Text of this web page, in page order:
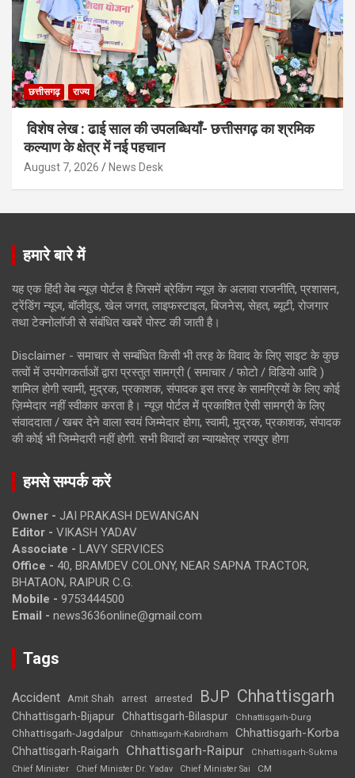
छत्तीसगढ़ राज्य
विशेष लेख : ढाई साल की उपलब्धियाँ- छत्तीसगढ़ का श्रमिक
कल्याण के क्षेत्र में नई पहचान
August 7, 2026 News Desk
हमारे बारे में
यह एक हिंदी वेब न्यूज़ पोर्टल है जिसमें ब्रेकिंग न्यूज़ के अलावा राजनीति, प्रशासन,
ट्रेंडिंग न्यूज, बॉलीवुड, खेल जगत, लाइफस्टाइल, बिजनेस, सेहत, ब्यूटी, रोजगार
तथा टेक्नोलॉजी से संबंधित खबरें पोस्ट की जाती है।
Disclaimer - समाचार से सम्बंधित किसी भी तरह के विवाद के लिए साइट के कुछ
तत्वों में उपयोगकर्ताओं द्वारा प्रस्तुत सामग्री ( समाचार / फोटो / विडियो आदि )
शामिल होगी स्वामी, मुद्रक, प्रकाशक, संपादक इस तरह के सामग्रियों के लिए कोई
ज़िम्मेदार नहीं स्वीकार करता है। न्यूज़ पोर्टल में प्रकाशित ऐसी सामग्री के लिए
संवाददाता / खबर देने वाला स्वयं जिम्मेदार होगा, स्वामी, मुद्रक, प्रकाशक, संपादक
की कोई भी जिम्मेदारी नहीं होगी. सभी विवादों का न्यायक्षेत्र रायपुर होगा
हमसे सम्पर्क करें
Owner - JAI PRAKASH DEWANGAN
Editor - VIKASH YADAV
Associate - LAVY SERVICES
Office - 40, BRAMDEV COLONY, NEAR SAPNA TRACTOR,
BHATAON, RAIPUR C.G.
Mobile - 9753444500
Email - news3636online@gmail.com
Tags
Accident Amit Shah arrest arrested BJP Chhattisgarh
Chhattisgarh-Bijapur Chhattisgarh-Bilaspur Chhattisgarh-Durg
Chhattisgarh-Jagdalpur Chhattisgarh-Kabirdham Chhattisgarh-Korba
Chhattisgarh-Raigarh Chhattisgarh-Raipur
Chhattisgarh-Sukma
Chief Minister
Chief Minister Dr. Yadav Chief Minister Sai CM